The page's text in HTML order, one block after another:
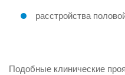
расстройства
Подобные клинические